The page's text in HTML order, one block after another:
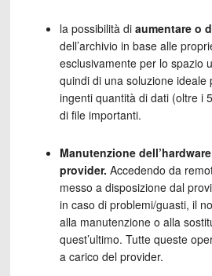
la possibilità di aumentare o
dell’archivio in base alle
esclusivamente per lo spazio
quindi di una soluzione ideale
ingenti quantità di dati (oltre i
di file importanti.
Manutenzione
provider. Accedendo da
messo a disposizione dal
in caso di problemi/guasti, il
alla manutenzione o alla
quest’ultimo. Tutte queste
a carico del provider.